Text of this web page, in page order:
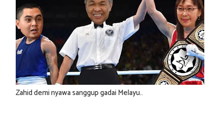
Zahid demi nyawa sanggup gadai Melayu..